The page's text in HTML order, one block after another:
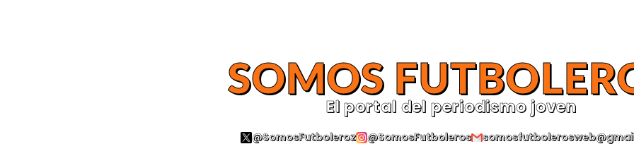
SOMOS
El portal del periodismo joven
@SomosFutboleroz @SomosFutboleros